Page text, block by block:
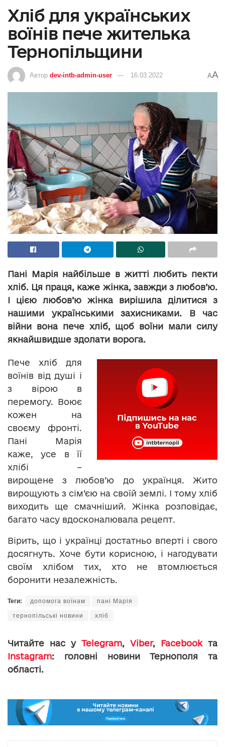
Хліб для українських
воїнів пече жителька
Тернопільщини
Автор dev-intb-admin-user 16.03.2022 AA
Пані Марія найбільше в житті любить пекти
хліб. Ця праця, каже жінка, завжди з любов’ю.
І цією любов’ю жінка вирішила ділитися з
нашими українськими захисниками. В час
війни вона пече хліб, щоб воїни мали силу
якнайшвидше здолати ворога.
Пече хліб для
воїнів від душі і
з вірою в
перемогу. Воює
кожен на
своєму фронті.
Пані Марія
каже, усе в її
хлібі –
вирощене з любов’ю до українця. Жито
вирощують з сім’єю на своїй землі. І тому хліб
виходить ще смачніший. Жінка розповідає,
багато часу вдосконалювала рецепт.
Вірить, що і українці достатньо вперті і свого
досягнуть. Хоче бути корисною, і нагодувати
своїм хлібом тих, хто не втомлюється
боронити незалежність.
Теги: допомога воїнам пані Марія
тернопільські новини хліб
Читайте нас у Telegram, Viber, Facebookта
Instagram: головні новини Тернополя та
області.